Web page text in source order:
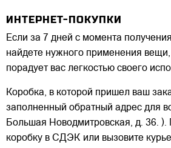
ИНТЕРНЕТ-ПОКУПКИ
Если за 7 дней с момента
найдете нужного применения вещи,
порадует вас легкостью своего
Коробка, в которой пришел ваш
заполненный обратный адрес для
Большая Новодмитровская, д. 36. ).
коробку в СДЭК или вызовите